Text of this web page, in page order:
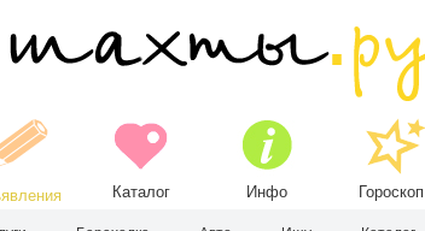
Каталог Инфо Гороскоп